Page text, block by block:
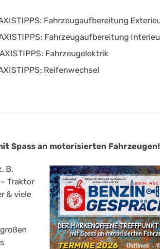
Fahrzeugaufbereitung
Fahrzeugaufbereitung
Fahrzeugelektrik
Reifenwechsel
Spass an motorisierten Fahrzeugen!
B.
Traktor
& viele